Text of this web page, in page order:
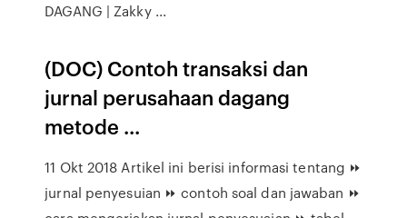
DAGANG | Zakky ...
(DOC) Contoh transaksi dan
jurnal perusahaan dagang
metode ...
11 Okt 2018 Artikel ini berisi informasi tentang ⏩
jurnal penyesuian ⏩ contoh soal dan jawaban ⏩